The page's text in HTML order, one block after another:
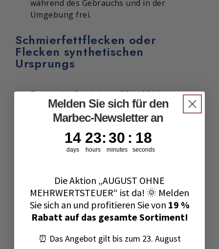
während des Gebrauchs und in der
Umgebung frei.
Schmierfettflecken oder
Flecken synthetischen
Ursprungs
Das zweite Produkt ist SOLVOSILL, das
Schmierölfleckendauerhaft entfernt. In
der Tat ist SOLVOSILL ein spezieller
Ölflecken, Kerzenwachs, Silikon,
Klebstoffen und Lacken von
Terrakottafliesen, Stein, Marmor,
Porphyr, Granit, Steinzeug, Keramik
und Zement.
Bei diesem Produkt handelt es sich um
einen stark verdickten
Lösungsmittelfleckentferner, der eine
starke und tiefe Auflösung der Flecken
Melden Sie sich für den
Marbec-Newsletter an
Countdown ends in:
14
14
days
23
23
hours
: 30
30
minutes
: 16
16
seconds
Die Aktion „AUGUST OHNE
MEHRWERTSTEUER“ ist da! 🌞 Melden
Sie sich an und profitieren Sie von 19 %
Rabatt auf das gesamte Sortiment!
⏰ Das Angebot gilt bis zum 23. August